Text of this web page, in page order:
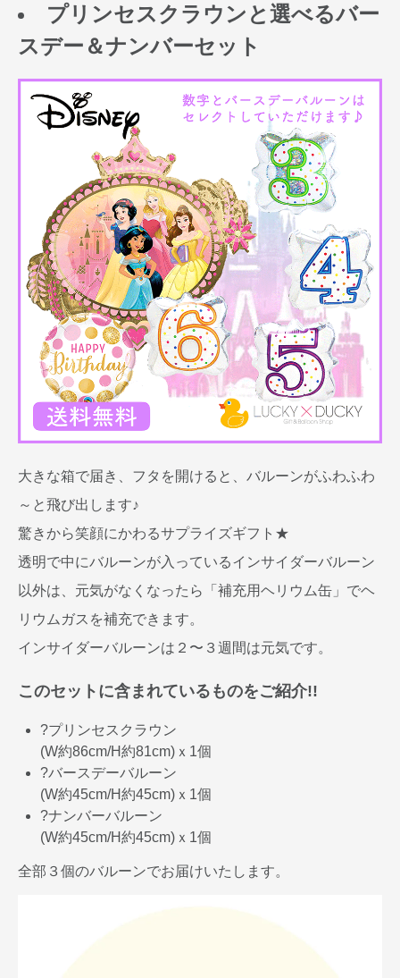
プリンセスクラウンと選べるバー
スデー＆ナンバーセット
大きな箱で届き、フタを開けると、バルーンがふわふわ
～と飛び出します♪
驚きから笑顔にかわるサプライズギフト★
透明で中にバルーンが入っているインサイダーバルーン
以外は、元気がなくなったら「補充用ヘリウム缶」でヘ
リウムガスを補充できます。
インサイダーバルーンは２〜３週間は元気です。
このセットに含まれているものをご紹介!!
?プリンセスクラウン
(W約86cm/H約81cm)ｘ1個
?バースデーバルーン
(W約45cm/H約45cm)ｘ1個
?ナンバーバルーン
(W約45cm/H約45cm)ｘ1個
全部３個のバルーンでお届けいたします。